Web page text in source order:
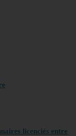
licenciés entre